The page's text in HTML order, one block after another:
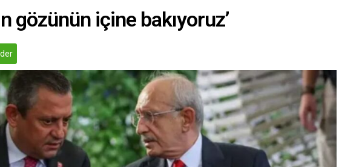
gözünün içine bakıyoruz’